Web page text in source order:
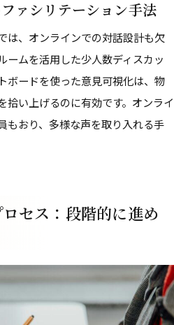
ァシリテーション手法
は、オンラインでの対話設計も欠
ームを活用した少人数ディスカッ
ボードを使った意見可視化は、物
拾い上げるのに有効です。オンライ
もおり、多様な声を取り入れる手
セス：段階的に進め